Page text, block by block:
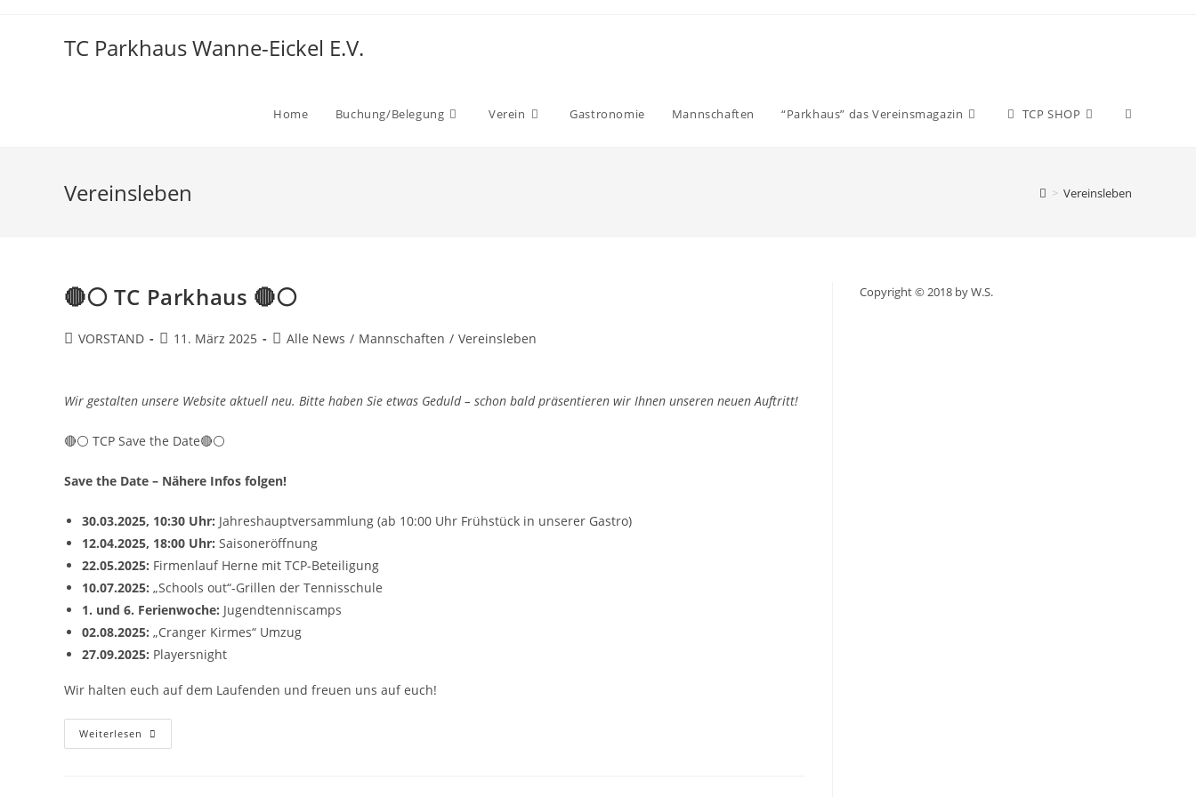
TC Parkhaus Wanne-Eickel E.V.
Home Buchung/Belegung Verein Gastronomie Mannschaften “Parkhaus” das Vereinsmagazin TCP SHOP
Vereinsleben > Vereinsleben
🔴⚪️ TC Parkhaus 🔴⚪️
VORSTAND 11. März 2025 Alle News / Mannschaften / Vereinsleben
Wir gestalten unsere Website aktuell neu. Bitte haben Sie etwas Geduld – schon bald präsentieren wir Ihnen unseren neuen Auftritt!
🔴⚪️ TCP Save the Date🔴⚪️
Save the Date – Nähere Infos folgen!
30.03.2025, 10:30 Uhr: Jahreshauptversammlung (ab 10:00 Uhr Frühstück in unserer Gastro)
12.04.2025, 18:00 Uhr: Saisoneröffnung
22.05.2025: Firmenlauf Herne mit TCP-Beteiligung
10.07.2025: „Schools out“-Grillen der Tennisschule
1. und 6. Ferienwoche: Jugendtenniscamps
02.08.2025: „Cranger Kirmes“ Umzug
27.09.2025: Playersnight
Wir halten euch auf dem Laufenden und freuen uns auf euch!
Weiterlesen
Copyright © 2018 by W.S.